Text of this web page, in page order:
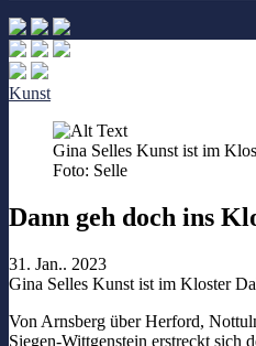
Kunst
Gina Selles Kunst ist im
Foto: Selle
Dann geh doch ins
31. Jan.. 2023
Gina Selles Kunst ist im Kloster
Von Arnsberg über Herford,
Siegen-Wittgenstein erstreckt sich